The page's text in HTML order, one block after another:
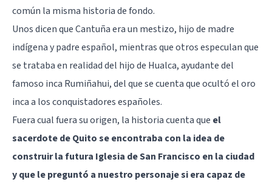
común la misma historia de fondo.
Unos dicen que Cantuña era un mestizo, hijo de madre
indígena y padre español, mientras que otros especulan que
se trataba en realidad del hijo de Hualca, ayudante del
famoso inca Rumiñahui, del que se cuenta que ocultó el oro
inca a los conquistadores españoles.
Fuera cual fuera su origen, la historia cuenta que el
sacerdote de Quito se encontraba con la idea de
construir la futura Iglesia de San Francisco en la ciudad
y que le preguntó a nuestro personaje si era capaz de